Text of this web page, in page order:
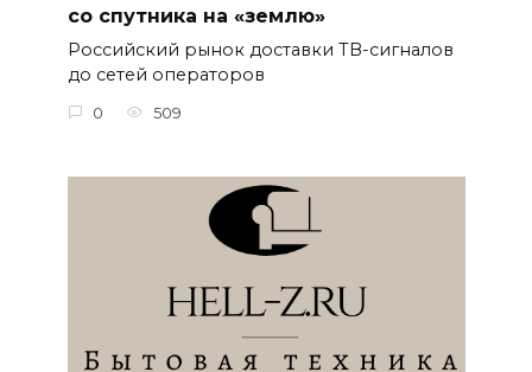
со спутника на «землю»
Российский рынок доставки ТВ-сигналов
до сетей операторов
0 509